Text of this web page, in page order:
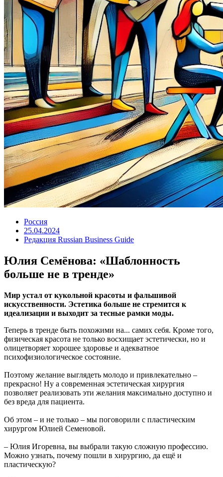
Россия
25.04.2024
Редакция Russian Business Guide
Юлия Семёнова: «Шаблонность
больше не в тренде»
Мир устал от кукольной красоты и фальшивой
искусственности. Эстетика больше не стремится к
идеализации и выходит за тесные рамки моды.
Теперь в тренде быть похожими на... самих себя. Кроме того,
физическая красота не только восхищает эстетически, но и
олицетворяет хорошее здоровье и адекватное
психофизиологическое состояние.
Поэтому желание выглядеть молодо и привлекательно –
прекрасно! Ну а современная эстетическая хирургия
позволяет реализовать эти желания максимально доступно и
без вреда для пациента.
Об этом – и не только – мы поговорили с пластическим
хирургом Юлией Семеновой.
– Юлия Игоревна, вы выбрали такую сложную профессию.
Можно узнать, почему пошли в хирургию, да ещё и
пластическую?